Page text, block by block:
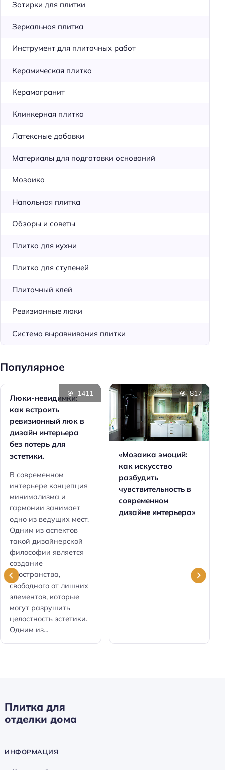
Затирки для плитки
Зеркальная плитка
Инструмент для плиточных работ
Керамическая плитка
Керамогранит
Клинкерная плитка
Латексные добавки
Материалы для подготовки оснований
Мозаика
Напольная плитка
Обзоры и советы
Плитка для кухни
Плитка для ступеней
Плиточный клей
Ревизионные люки
Система выравнивания плитки
Популярное
Люки-невидимки:
как встроить
ревизионный люк в
дизайн интерьера
без потерь для
эстетики.
В современном
интерьере концепция
минимализма и
гармонии занимает
одно из ведущих мест.
Одним из аспектов
такой дизайнерской
философии является
создание
пространства,
свободного от лишних
элементов, которые
могут разрушить
целостность эстетики.
Одним из...
1411
«Мозаика эмоций:
как искусство
разбудить
чувствительность в
современном
дизайне интерьера»
817
Плитка для
отделки дома
ИНФОРМАЦИЯ